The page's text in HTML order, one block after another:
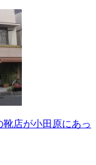
靴店が小田原にあっ